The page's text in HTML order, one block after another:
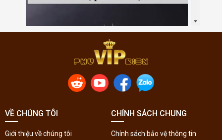
VỀ CHÚNG TÔI
Giới thiệu về chúng tôi
CHÍNH SÁCH CHUNG
Chính sách bảo vệ thông tin